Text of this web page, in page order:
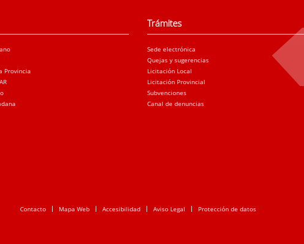
Provincia
Trámites
Sede electrónica
Quejas y sugerencias
Licitación Local
Licitación Provincial
Subvenciones
Canal de denuncias
Contacto Mapa Web Accesibilidad Aviso Legal Protección de datos